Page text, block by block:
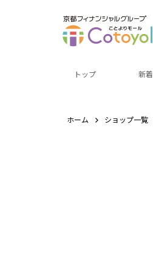
トップ 新着
ホーム ショップ一覧